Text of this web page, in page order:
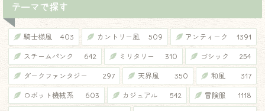
テーマで探す
騎士様風 403 カントリー風 509 アンティーク 1391
スチームパンク 642 ミリタリー 310 ゴシック 254
ダークファンタジー 297 天界風 350 和風 317
ロボット機械系 603 カジュアル 542 冒険服 1118